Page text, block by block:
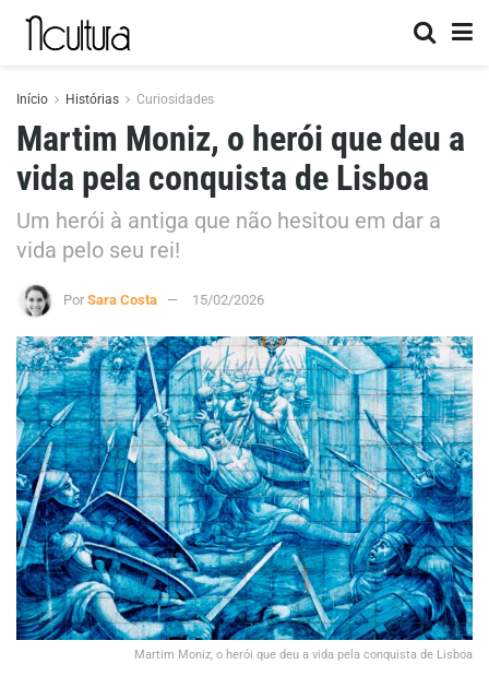
Início Histórias Curiosidades
Martim Moniz, o herói que deu a
vida pela conquista de Lisboa
Um herói à antiga que não hesitou em dar a
vida pelo seu rei!
Por Sara Costa 15/02/2026
Martim Moniz, o herói que deu a vida pela conquista de Lisboa